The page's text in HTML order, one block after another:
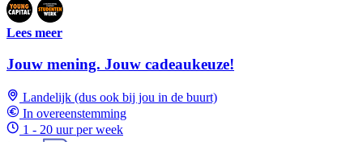
Lees meer
Jouw mening. Jouw cadeaukeuze!
Landelijk (dus ook bij jou in de buurt)
In overeenstemming
1 - 20 uur per week